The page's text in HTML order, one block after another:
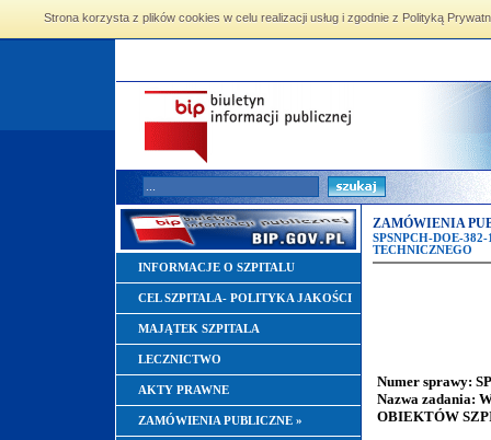
Strona korzysta z plików cookies w celu realizacji usług i zgodnie z Polityką
INFORMACJE O SZPITALU
CEL SZPITALA- POLITYKA JAKOŚCI
MAJĄTEK SZPITALA
LECZNICTWO
AKTY PRAWNE
ZAMÓWIENIA PUBLICZNE »
ZAMÓWIENIA
SPSNPCH-DOE-
TECHNICZNEGO
Numer sprawy:
Nazwa zadania:
OBIEKTÓW